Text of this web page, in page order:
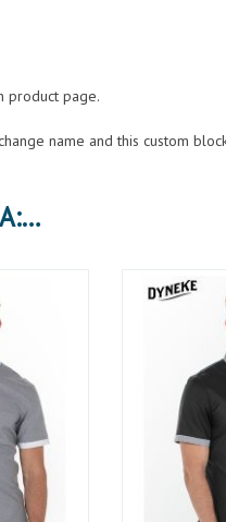
product page.
name and this custom
30 PRODUCTOS MÁS EN LA MISMA CATEGORÍA: